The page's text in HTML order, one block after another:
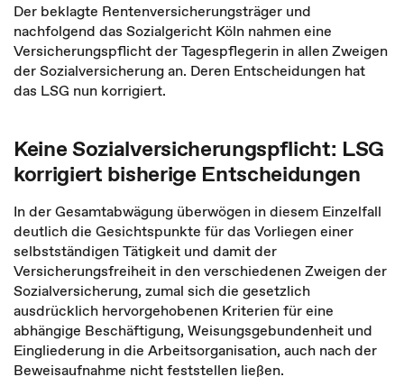
Der beklagte Rentenversicherungsträger und
nachfolgend das Sozialgericht Köln nahmen eine
Versicherungspflicht der Tagespflegerin in allen Zweigen
der Sozialversicherung an. Deren Entscheidungen hat
das LSG nun korrigiert.
Keine Sozialversicherungspflicht: LSG
korrigiert bisherige Entscheidungen
In der Gesamtabwägung überwögen in diesem Einzelfall
deutlich die Gesichtspunkte für das Vorliegen einer
selbstständigen Tätigkeit und damit der
Versicherungsfreiheit in den verschiedenen Zweigen der
Sozialversicherung, zumal sich die gesetzlich
ausdrücklich hervorgehobenen Kriterien für eine
abhängige Beschäftigung, Weisungsgebundenheit und
Eingliederung in die Arbeitsorganisation, auch nach der
Beweisaufnahme nicht feststellen ließen.